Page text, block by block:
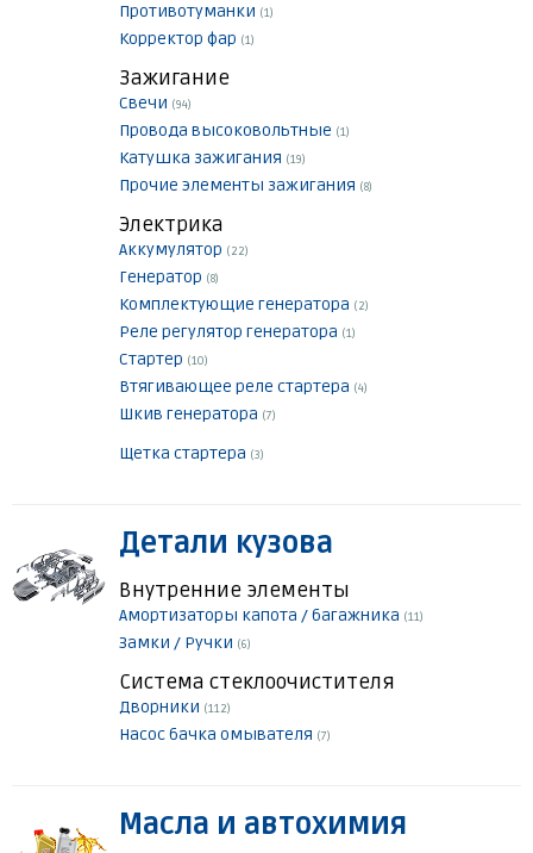
Противотуманки (1)
Корректор фар (1)
Зажигание
Свечи (94)
Провода высоковольтные (1)
Катушка зажигания (19)
Прочие элементы зажигания (8)
Электрика
Аккумулятор (22)
Генератор (8)
Комплектующие генератора (2)
Реле регулятор генератора (1)
Стартер (10)
Втягивающее реле стартера (4)
Шкив генератора (7)
Щетка стартера (3)
Детали кузова
Внутренние элементы
Амортизаторы капота / багажника (11)
Замки / Ручки (6)
Система стеклоочистителя
Дворники (112)
Насос бачка омывателя (7)
Масла и автохимия